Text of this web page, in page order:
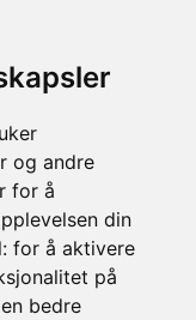
og andre
for å
din
for å aktivere
på
bedre